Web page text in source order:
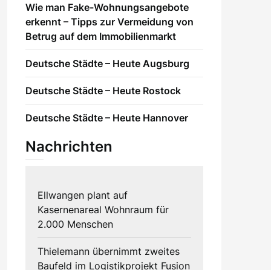
Wie man Fake-Wohnungsangebote
erkennt – Tipps zur Vermeidung von
Betrug auf dem Immobilienmarkt
Deutsche Städte – Heute Augsburg
Deutsche Städte – Heute Rostock
Deutsche Städte – Heute Hannover
Nachrichten
Ellwangen plant auf
Kasernenareal Wohnraum für
2.000 Menschen
Thielemann übernimmt zweites
Baufeld im Logistikprojekt Fusion